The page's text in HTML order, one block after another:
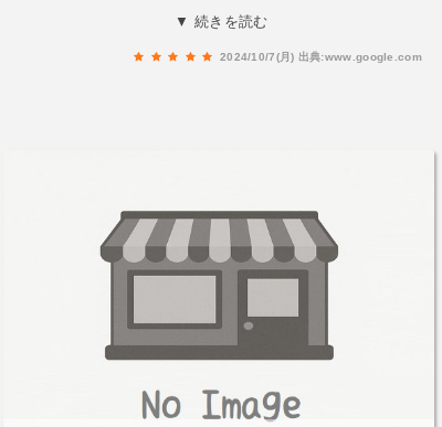
類かホルモンを選び小鉢までついて1180円という
▼ 続きを読む
2024/10/7(月) 出典:www.google.com